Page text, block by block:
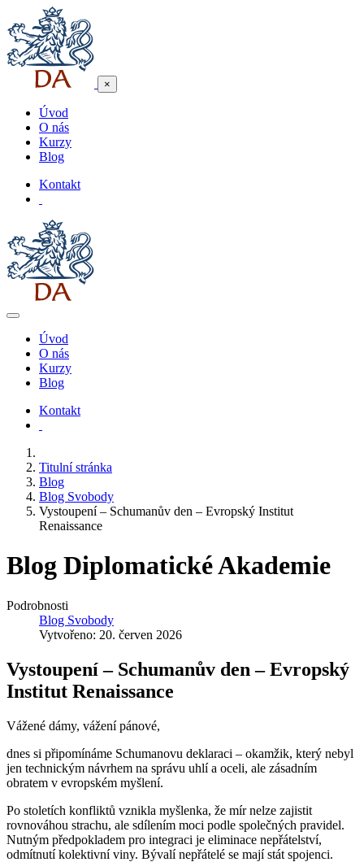
×
Úvod
O nás
Kurzy
Blog
Kontakt
Úvod
O nás
Kurzy
Blog
Kontakt
Titulní stránka
Blog
Blog Svobody
Vystoupení – Schumanův den – Evropský Institut
Renaissance
Blog Diplomatické Akademie
Podrobnosti
Blog Svobody
Vytvořeno: 20. červen 2026
Vystoupení – Schumanův den – Evropský
Institut Renaissance
Vážené dámy, vážení pánové,
dnes si připomínáme Schumanovu deklaraci – okamžik, který nebyl
jen technickým návrhem na správu uhlí a oceli, ale zásadním
obratem v evropském myšlení.
Po stoletích konfliktů vznikla myšlenka, že mír nelze zajistit
rovnováhou strachu, ale sdílením moci podle společných pravidel.
Nutným předpokladem pro integraci je eliminace nepřátelství,
odmítnutí kolektivní viny. Bývalí nepřátelé se mají stát spojenci.